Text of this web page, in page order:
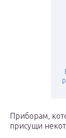
Приборам,
присущи